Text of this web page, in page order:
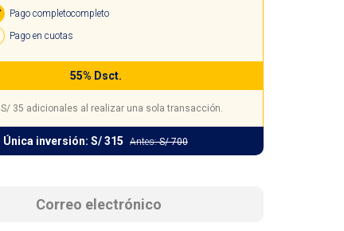
Pago completocompleto
Pago en cuotas
55% Dsct.
S/ 35 adicionales al realizar una sola transacción.
Única inversión: S/ 315 Antes:S/ 700